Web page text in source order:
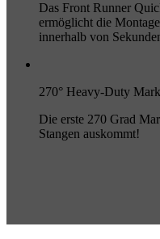
Das Front Runner
ermöglicht die
innerhalb von
270° Heavy-Duty
Die erste 270 Grad
Stangen auskommt!